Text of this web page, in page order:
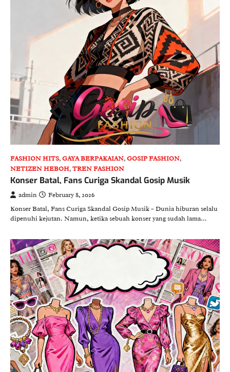
FASHION HITS,GAYA BERPAKAIAN,GOSIP FASHION,
NETIZEN HEBOH,TREN FASHION
Konser Batal, Fans Curiga Skandal Gosip Musik
admin
February 8, 2026
Konser Batal, Fans Curiga Skandal Gosip Musik – Dunia hiburan selalu
dipenuhi kejutan. Namun, ketika sebuah konser yang sudah lama…